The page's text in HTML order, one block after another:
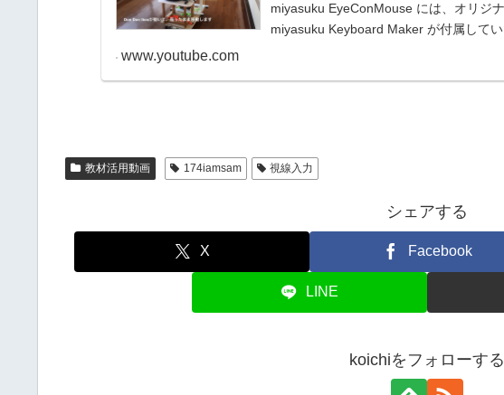
miyasuku EyeConMouse には、オリジ
miyasuku Keyboard Maker が付属してい
www.youtube.com
教材活用動画 174iamsam 視線入力
シェアする
X Facebook
LINE
koichiをフォローする